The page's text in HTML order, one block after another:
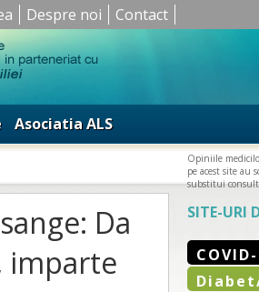
Despre noi Contact
Asociatia ALS
Opiniile
pe acest site au
substitui
Da
imparte
SITE-URI